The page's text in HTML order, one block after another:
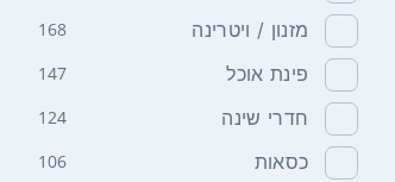
מזנון / ויטרינה 168
פינת אוכל 147
חדרי שינה 124
כסאות 106